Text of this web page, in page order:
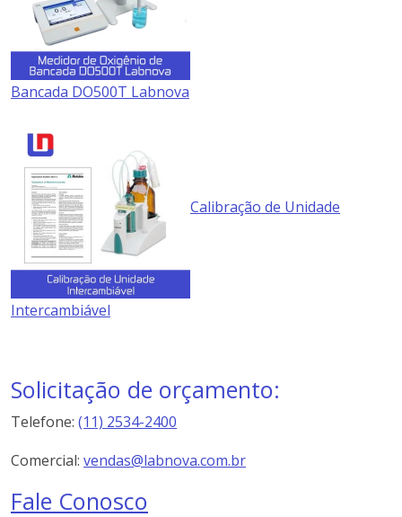
Bancada DO500T Labnova
Calibração de Unidade
Intercambiável
Solicitação de orçamento:
Telefone: (11) 2534-2400
Comercial: vendas@labnova.com.br
Fale Conosco